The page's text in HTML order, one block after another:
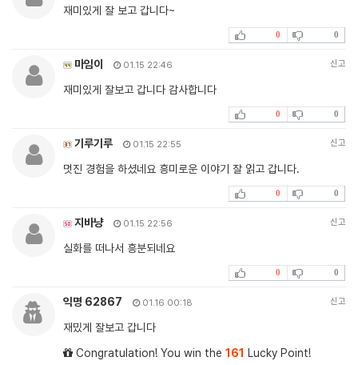
재미있게 잘 보고 갑니다~
0 0
마임이 01.15 22:46 신고
재미있게 잘보고 갑니다 감사합니다
0 0
기루기루 01.15 22:55 신고
멋진 경험을 하셨네요 흥미로운 이야기 잘 읽고 갑니다.
0 0
지바냥 01.15 22:56 신고
실화를 떠나서 흥분되네요
0 0
익명 62867 01.16 00:18 신고
재밌게 잘보고 갑니다
Congratulation! You win the 161 Lucky Point!